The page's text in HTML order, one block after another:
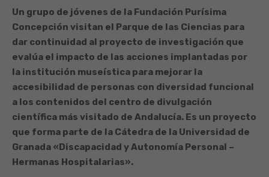
Un grupo de jóvenes de la Fundación Purísima
Concepción visitan el Parque de las Ciencias para
dar continuidad al proyecto de investigación que
evalúa el impacto de las acciones implantadas por
la institución museística para mejorar la
accesibilidad de personas con diversidad funcional
a los contenidos del centro de divulgación
científica más visitado de Andalucía. Es un proyecto
que forma parte de la Cátedra de la Universidad de
Granada «Discapacidad y Autonomía Personal –
Hermanas Hospitalarias».